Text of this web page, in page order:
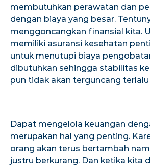
membutuhkan perawatan dan
dengan biaya yang besar.
menggoncangkan finansial kita.
memiliki asuransi kesehatan
untuk menutupi biaya
dibutuhkan sehingga stabilitas
pun tidak akan terguncang
Dapat mengelola keuangan
merupakan hal yang penting.
orang akan terus bertambah
justru berkurang. Dan ketika kita